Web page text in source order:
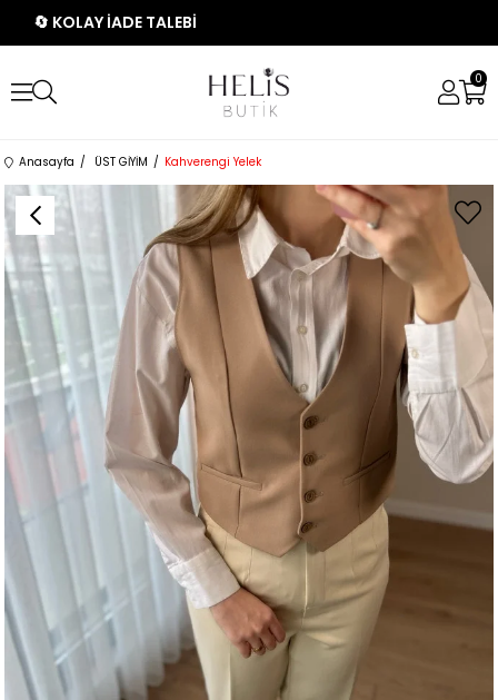
🔄 KOLAY İADE TALEBİ
0
Anasayfa ÜST GİYİM Kahverengi Yelek